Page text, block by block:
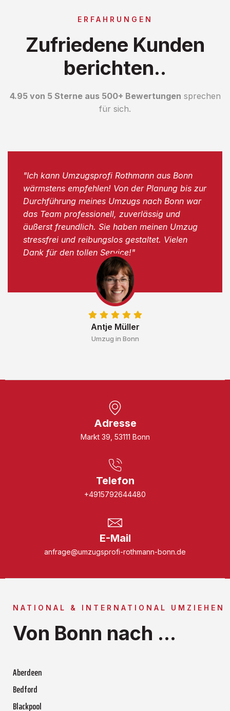
ERFAHRUNGEN
Zufriedene Kunden
berichten..
4.95 von 5 Sterne aus 500+ Bewertungen sprechen
für sich.
Antje Müller
Umzug in Bonn
"Ich kann Umzugsprofi Rothmann aus Bonn
wärmstens empfehlen! Von der Planung bis zur
Durchführung meines Umzugs nach Bonn war
das Team professionell, zuverlässig und
äußerst freundlich. Sie haben meinen Umzug
stressfrei und reibungslos gestaltet. Vielen
Dank für den tollen Service!"
Adresse
Markt 39, 53111 Bonn
Telefon
+4915792644480
E-Mail
anfrage@umzugsprofi-rothmann-bonn.de
NATIONAL & INTERNATIONAL UMZIEHEN
Von Bonn nach ...
Aberdeen
Bedford
Blackpool